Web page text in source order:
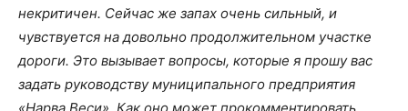
некритичен. Сейчас же запах очень сильный, и
чувствуется на довольно продолжительном участке
дороги. Это вызывает вопросы, которые я прошу вас
задать руководству муниципального предприятия